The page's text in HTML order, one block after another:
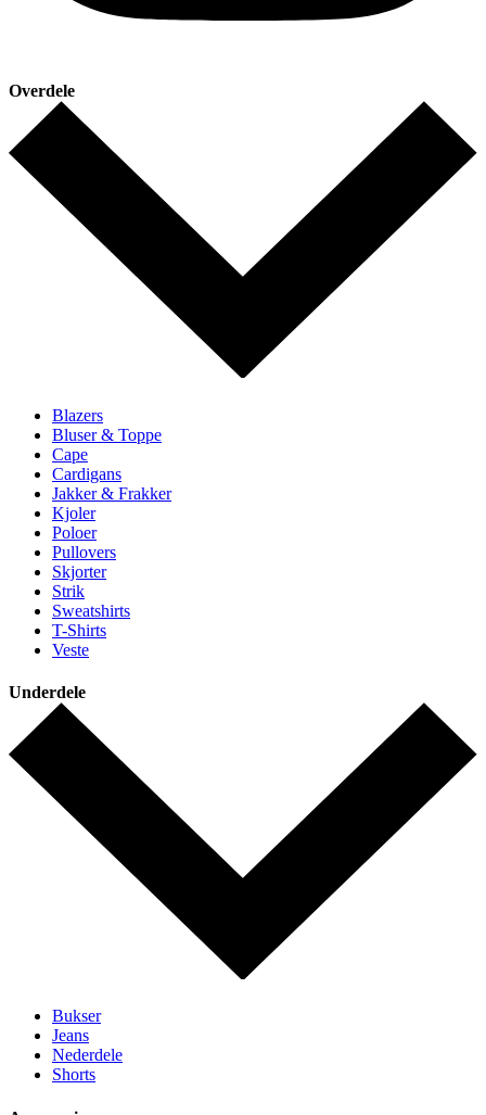
Overdele
Blazers
Bluser & Toppe
Cape
Cardigans
Jakker & Frakker
Kjoler
Poloer
Pullovers
Skjorter
Strik
Sweatshirts
T-Shirts
Veste
Underdele
Bukser
Jeans
Nederdele
Shorts